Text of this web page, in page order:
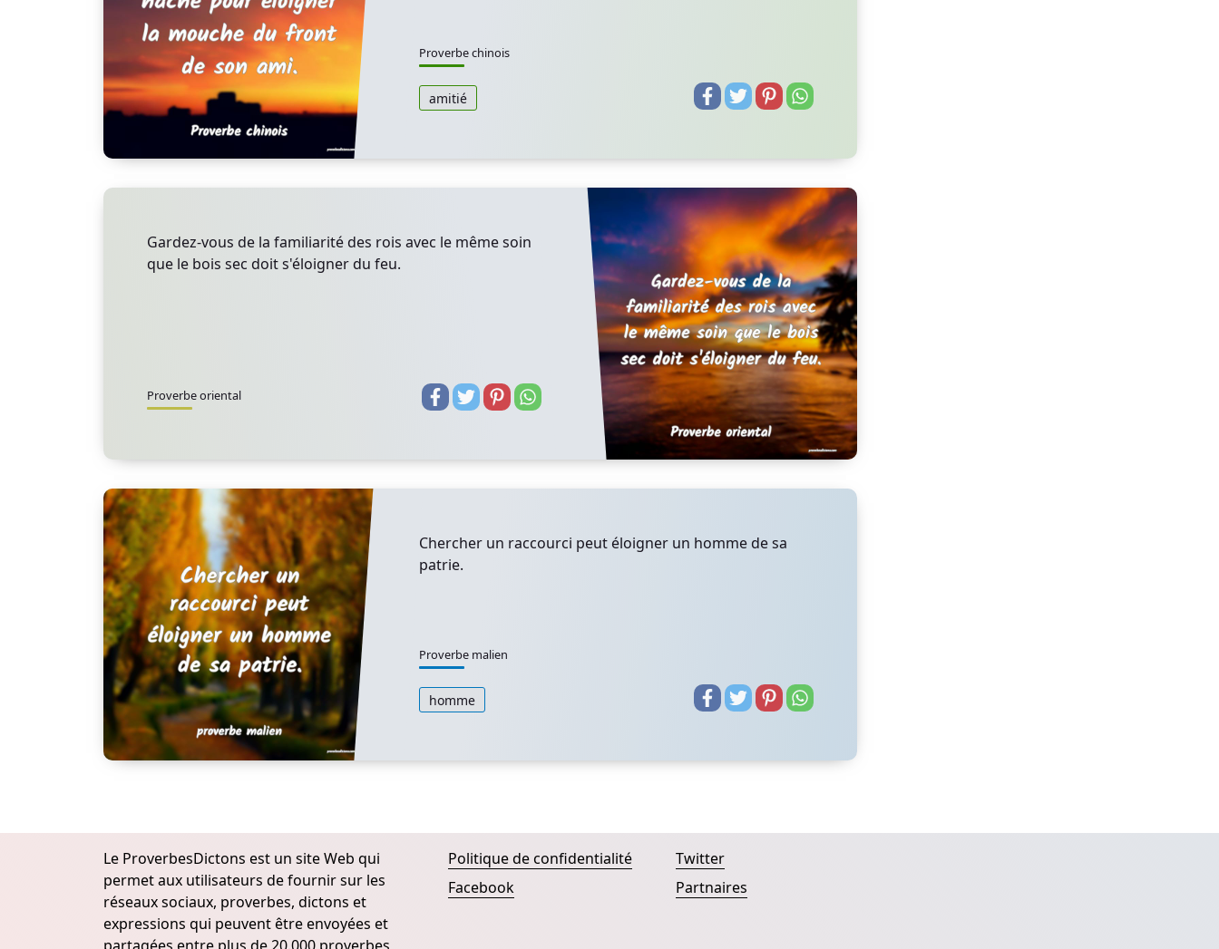
Proverbe chinois
amitié
Gardez-vous de la familiarité des rois avec le même soin
que le bois sec doit s'éloigner du feu.
Proverbe oriental
Chercher un raccourci peut éloigner un homme de sa
patrie.
Proverbe malien
homme
Le ProverbesDictons est un site Web qui
permet aux utilisateurs de fournir sur les
réseaux sociaux, proverbes, dictons et
expressions qui peuvent être envoyées et
Politique de confidentialité
Facebook
Twitter
Partnaires